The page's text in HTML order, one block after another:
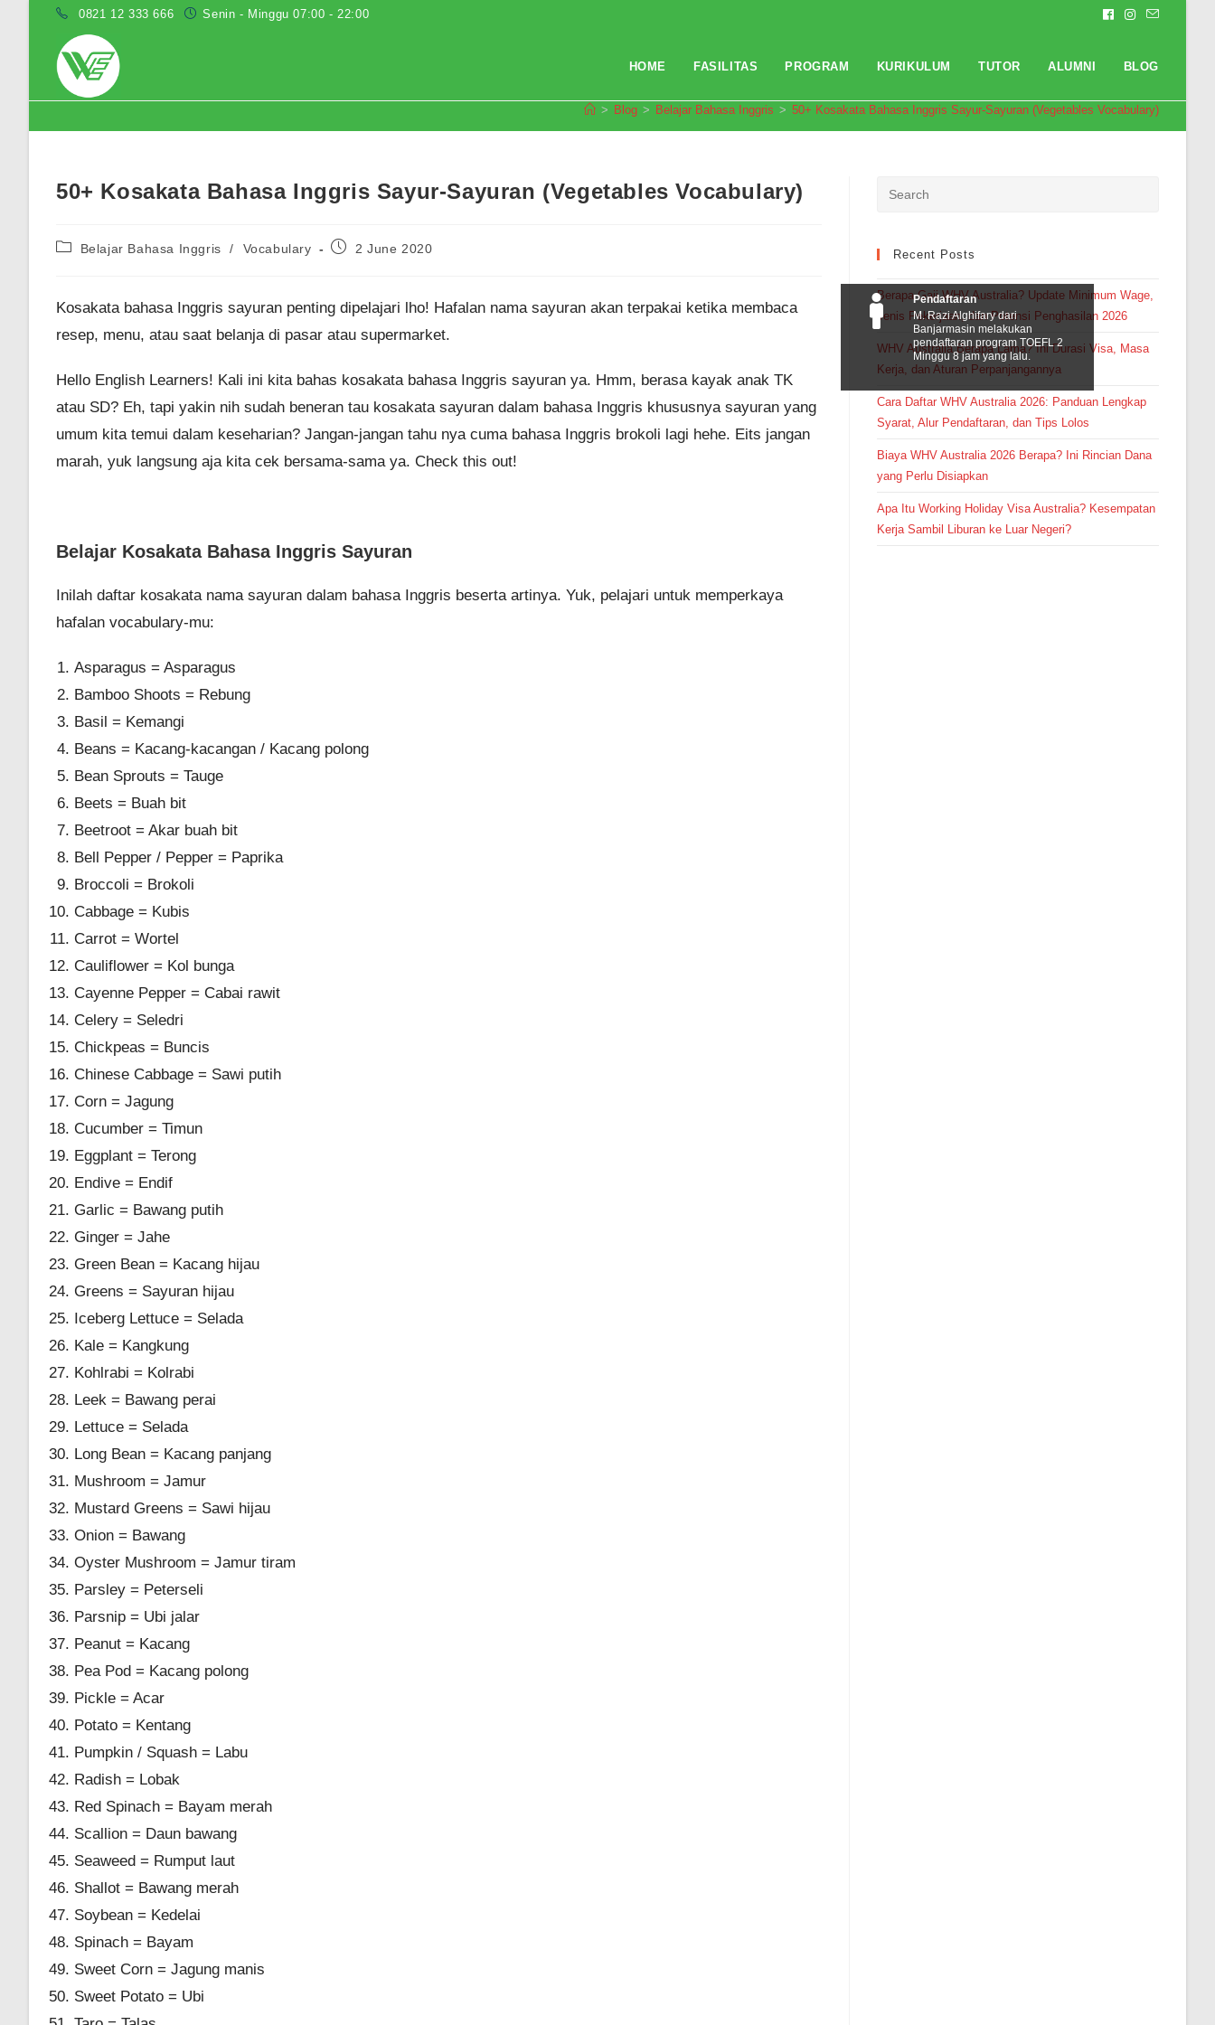
0821 12 333 666 Senin - Minggu 07:00 - 22:00
HOME FASILITAS PROGRAM KURIKULUM TUTOR ALUMNI BLOG
> Blog > Belajar Bahasa Inggris > 50+ Kosakata Bahasa Inggris Sayur-Sayuran (Vegetables Vocabulary)
50+ Kosakata Bahasa Inggris Sayur-Sayuran (Vegetables Vocabulary)
PostBelajar Bahasa Inggris / Vocabulary
Post2 June 2020
Kosakata bahasa Inggris sayuran penting dipelajari lho! Hafalan nama sayuran akan terpakai ketika membaca
resep, menu, atau saat belanja di pasar atau supermarket.
Hello English Learners! Kali ini kita bahas kosakata bahasa Inggris sayuran ya. Hmm, berasa kayak anak TK
atau SD? Eh, tapi yakin nih sudah beneran tau kosakata sayuran dalam bahasa Inggris khususnya sayuran yang
umum kita temui dalam keseharian? Jangan-jangan tahu nya cuma bahasa Inggris brokoli lagi hehe. Eits jangan
marah, yuk langsung aja kita cek bersama-sama ya. Check this out!
Belajar Kosakata Bahasa Inggris Sayuran
Inilah daftar kosakata nama sayuran dalam bahasa Inggris beserta artinya. Yuk, pelajari untuk memperkaya
hafalan vocabulary-mu:
Asparagus = Asparagus
Bamboo Shoots = Rebung
Basil = Kemangi
Beans = Kacang-kacangan / Kacang polong
Bean Sprouts = Tauge
Beets = Buah bit
Beetroot = Akar buah bit
Bell Pepper / Pepper = Paprika
Broccoli = Brokoli
Cabbage = Kubis
Carrot = Wortel
Cauliflower = Kol bunga
Cayenne Pepper = Cabai rawit
Celery = Seledri
Chickpeas = Buncis
Chinese Cabbage = Sawi putih
Corn = Jagung
Cucumber = Timun
Eggplant = Terong
Endive = Endif
Garlic = Bawang putih
Ginger = Jahe
Green Bean = Kacang hijau
Greens = Sayuran hijau
Iceberg Lettuce = Selada
Kale = Kangkung
Kohlrabi = Kolrabi
Leek = Bawang perai
Lettuce = Selada
Long Bean = Kacang panjang
Mushroom = Jamur
Mustard Greens = Sawi hijau
Onion = Bawang
Oyster Mushroom = Jamur tiram
Parsley = Peterseli
Parsnip = Ubi jalar
Peanut = Kacang
Pea Pod = Kacang polong
Pickle = Acar
Potato = Kentang
Pumpkin / Squash = Labu
Radish = Lobak
Red Spinach = Bayam merah
Scallion = Daun bawang
Seaweed = Rumput laut
Shallot = Bawang merah
Soybean = Kedelai
Spinach = Bayam
Sweet Corn = Jagung manis
Sweet Potato = Ubi
Recent Posts
Berapa Gaji WHV Australia? Update Minimum Wage,
Jenis Pekerjaan, dan Potensi Penghasilan 2026
WHV Australia Berapa Lama? Ini Durasi Visa, Masa
Kerja, dan Aturan Perpanjangannya
Cara Daftar WHV Australia 2026: Panduan Lengkap
Syarat, Alur Pendaftaran, dan Tips Lolos
Biaya WHV Australia 2026 Berapa? Ini Rincian Dana
yang Perlu Disiapkan
Apa Itu Working Holiday Visa Australia? Kesempatan
Kerja Sambil Liburan ke Luar Negeri?
Pendaftaran
M. Razi Alghifary dari
Banjarmasin melakukan
pendaftaran program TOEFL 2
Minggu 8 jam yang lalu.